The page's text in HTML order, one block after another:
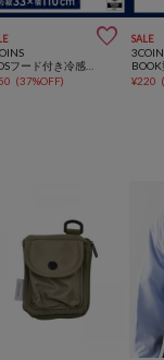

KIDSフード付き冷感タオルサッカー日本代表ver.
(37%OFF)
SALE
¥220